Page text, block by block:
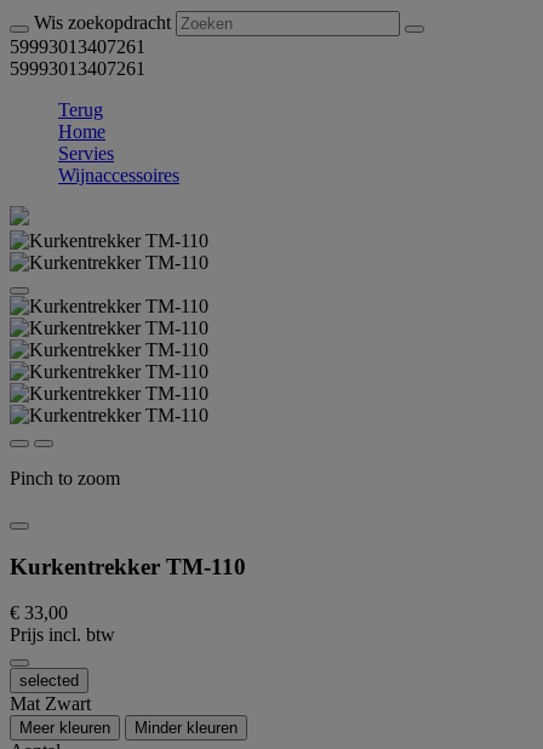
Wis zoekopdracht
59993013407261
59993013407261
Terug
Home
Servies
Wijnaccessoires
Pinch to zoom
Kurkentrekker TM-110
€ 33,00
Prijs incl. btw
selected
Mat Zwart
Meer kleuren Minder kleuren